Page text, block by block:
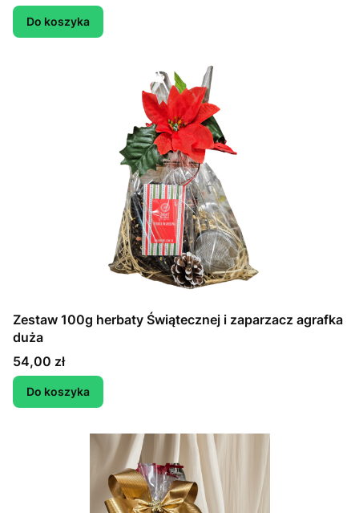
Do koszyka
Zestaw 100g herbaty Świątecznej i zaparzacz agrafka
duża
Cena
54,00 zł
Do koszyka